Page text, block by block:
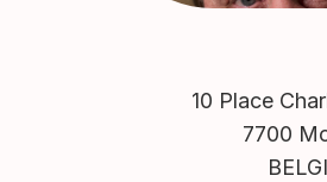
10 Place
7700